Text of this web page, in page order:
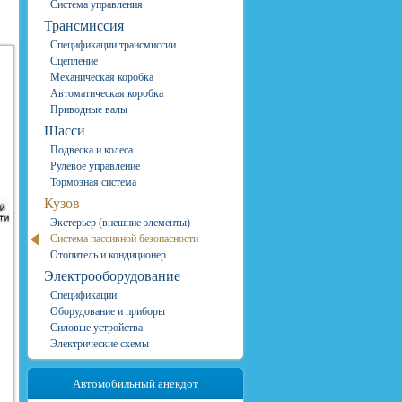
Система управления
Трансмиссия
Спецификации трансмиссии
Сцепление
Механическая коробка
Автоматическая коробка
Приводные валы
Шасси
Подвеска и колеса
Рулевое управление
Тормозная система
Кузов
Экстерьер (внешние элементы)
Система пассивной безопасности
Отопитель и кондиционер
Электрооборудование
Спецификации
Оборудование и приборы
Силовые устройства
Электрические схемы
Автомобильный анекдот